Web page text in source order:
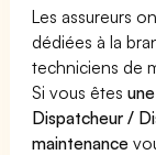
Les assureurs
dédiées à la
techniciens de
Si vous êtes
Dispatcheur /
maintenance